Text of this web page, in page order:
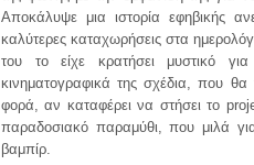
Αποκάλυψε μια ιστορία εφηβικής
καλύτερες καταχωρήσεις στα
του το είχε κρατήσει μυστικό
κινηματογραφικά της σχέδια, που
φορά, αν καταφέρει να στήσει το
παραδοσιακό παραμύθι, που μιλά
βαμπίρ.